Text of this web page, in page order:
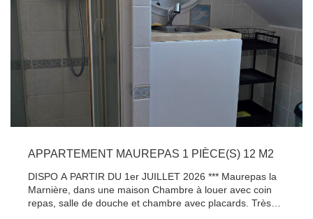
APPARTEMENT MAUREPAS 1 PIÈCE(S) 12 M2
DISPO A PARTIR DU 1er JUILLET 2026 *** Maurepas la
Marnière, dans une maison Chambre à louer avec coin
repas, salle de douche et chambre avec placards. Très